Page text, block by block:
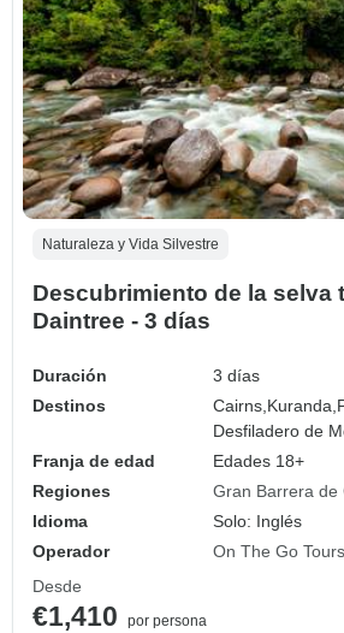
Naturaleza y Vida Silvestre
Descubrimiento de la selva
Daintree - 3 días
Duración
3 días
Destinos
Cairns, Kuranda,
Desfiladero de
Franja de edad
Edades 18+
Regiones
Gran Barrera de
Idioma
Solo: Inglés
Operador
On The Go Tours
Desde
€1,410
por persona